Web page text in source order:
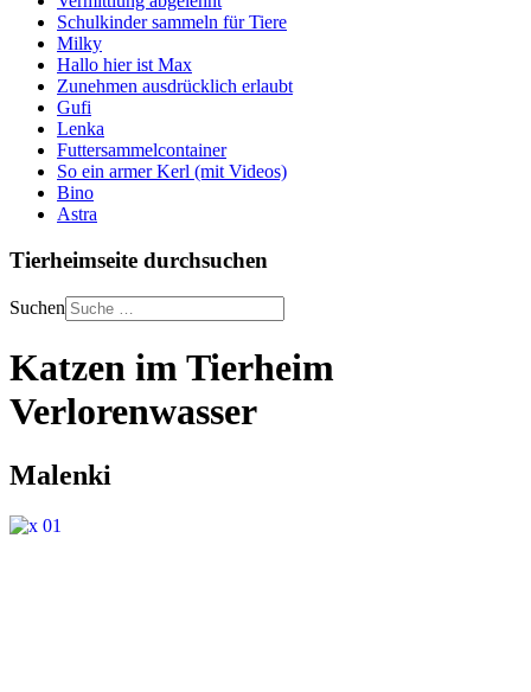
Schulkinder sammeln für Tiere
Milky
Hallo hier ist Max
Zunehmen ausdrücklich erlaubt
Gufi
Lenka
Futtersammelcontainer
So ein armer Kerl (mit Videos)
Bino
Astra
Tierheimseite durchsuchen
Suchen
Katzen im Tierheim
Verlorenwasser
Malenki